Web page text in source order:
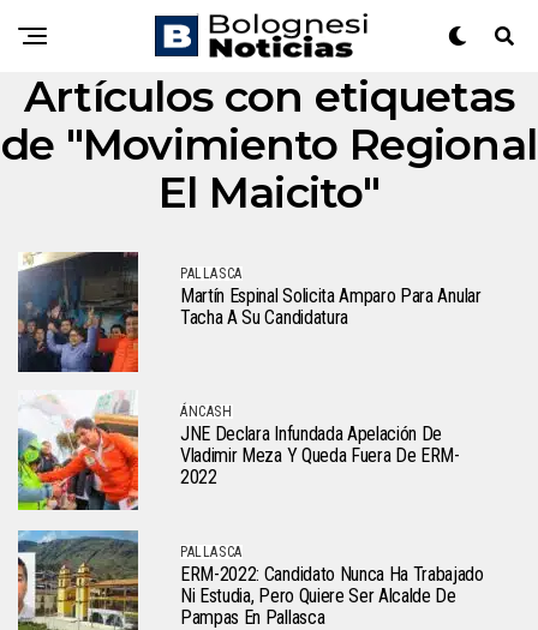
Artículos con etiquetas
de "Movimiento Regional
El Maicito"
PALLASCA
Martín Espinal Solicita Amparo Para Anular
Tacha A Su Candidatura
ÁNCASH
JNE Declara Infundada Apelación De
Vladimir Meza Y Queda Fuera De ERM-
2022
PALLASCA
ERM-2022: Candidato Nunca Ha Trabajado
Ni Estudia, Pero Quiere Ser Alcalde De
Pampas En Pallasca